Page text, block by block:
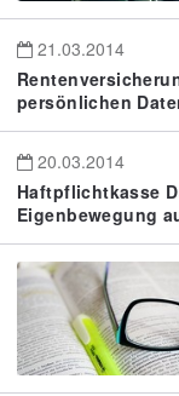
21.03.2014
persönlichen
20.03.2014
Haftpflichtkasse
Eigenbewegung